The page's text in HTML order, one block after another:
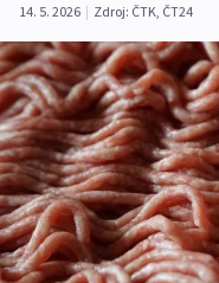
14. 5. 2026 | Zdroj: ČTK, ČT24